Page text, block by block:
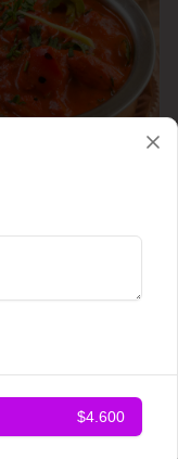
chicken
$4.600